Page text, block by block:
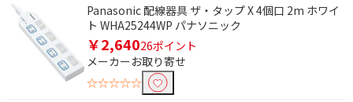
Panasonic 配線器具 ザ・タップ X 4個口 2m ホワイ
ト WHA25244WP パナソニック
￥2,64026ポイント
メーカーお取り寄せ
☆☆☆☆☆